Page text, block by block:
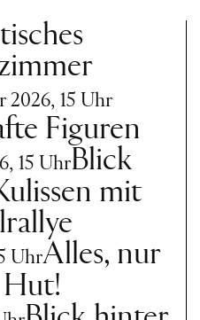
2026, 15 Uhr
Figuren
15 UhrBlick
mit
UhrAlles, nur